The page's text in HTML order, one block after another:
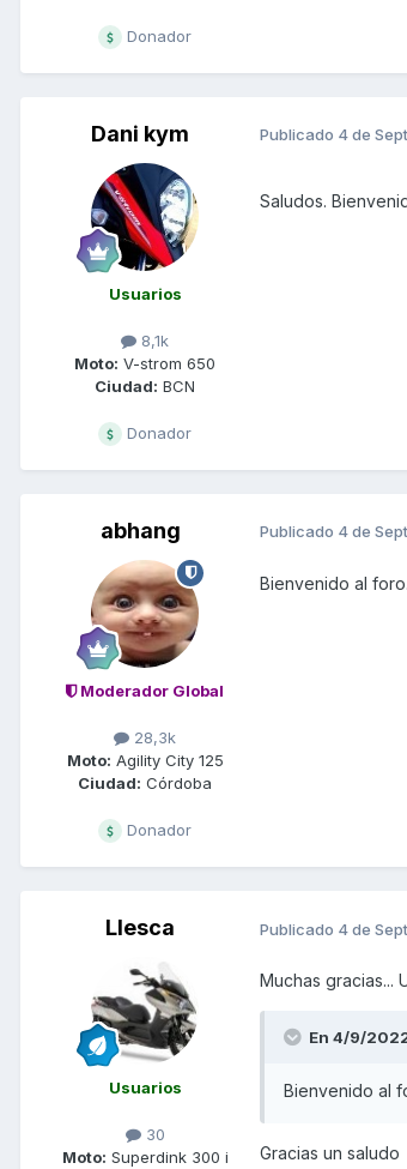
Donador
Dani kym
Usuarios
8,1k
Moto: V-strom 650
Ciudad: BCN
Donador
Publicado 4 de
Saludos.
abhang
Moderador Global
28,3k
Moto: Agility City 125
Ciudad: Córdoba
Donador
Publicado 4 de
Bienvenido al foro.
Llesca
Usuarios
30
Moto: Superdink 300 i
Publicado 4 de
Muchas gracias...
En 4/9/
Bienvenido al
Gracias un saludo